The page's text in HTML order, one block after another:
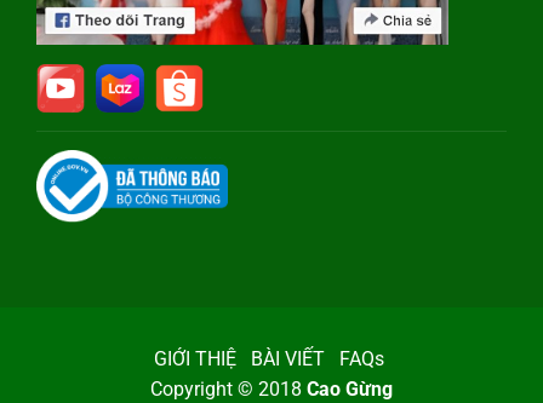
GIỚI THIỆ BÀI VIẾT
FAQs
Copyright © 2018 Cao Gừng